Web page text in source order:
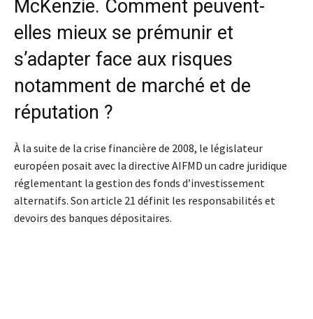
McKenzie. Comment peuvent-
elles mieux se prémunir et
s’adapter face aux risques
notamment de marché et de
réputation ?
À la suite de la crise financière de 2008, le législateur
européen posait avec la directive AIFMD un cadre juridique
réglementant la gestion des fonds d’investissement
alternatifs. Son article 21 définit les responsabilités et
devoirs des banques dépositaires.